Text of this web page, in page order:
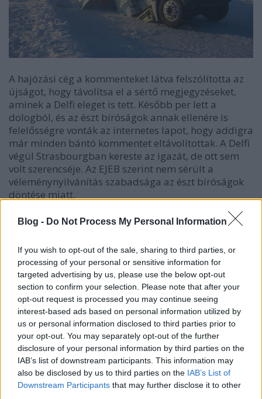
Blog - Do Not Process My Personal Information
If you wish to opt-out of the sale, sharing to third parties, or
processing of your personal or sensitive information for
targeted advertising by us, please use the below opt-out
section to confirm your selection. Please note that after your
opt-out request is processed you may continue seeing
interest-based ads based on personal information utilized by
us or personal information disclosed to third parties prior to
your opt-out. You may separately opt-out of the further
disclosure of your personal information by third parties on the
IAB’s list of downstream participants. This information may
also be disclosed by us to third parties on the IAB’s List of
Downstream Participants that may further disclose it to other
A hajózási cég a kommenteket látva felszólította az
újságot, hogy távolítsa el a sértő megjegyzéseket,
aminek a Delfi eleget is tett. Később per lett a
dologból, és az észt bíróságok annak ellenére is
felelősségre vonták az internetes lapot, hogy addigra
már minden bántó kommentet eltávolítottak. A Delfi
végül Strasbourgban kereste az igazát, de ott sem
volt szerencséje. Az EJEB szerint nem sérült a
véleménynyilvánítás szabadsága az észt bíróságok
döntése miatt.
Mielőtt kritizálnánk a döntést, érdemes tisztázni pár
kapcsolatban. A tartalom előállítóját
tartalomszolgáltatónak nevezzük. Ez lehet egy
személy vagy egy médium, vagy a kettő egyszerre is:
ilyen tipikusan, amikor egy internetes újságban
megjelent cikk esetében az újságíró és az újság is
tartalomszolgáltató. A tartalom csak úgy tud
megjelenni az interneten, ha van egy felület, amin a
tartalomszolgáltató közzéteheti azt. Aki ezt a
felületet biztosítja, az a tárhely-szolgáltató. A
tartalomszolgáltató és a tárhely-szolgáltató
bizonyos esetekben egybe esik, mint például
hírportálok esetében, amik saját tartalmat